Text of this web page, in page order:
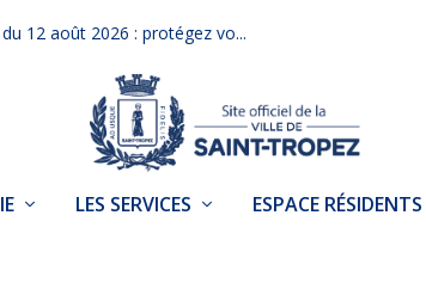
12 août 2026 : protégez vo...
LES SERVICES ESPACE RÉSIDENTS